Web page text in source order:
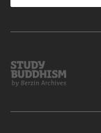
Study
Buddhism